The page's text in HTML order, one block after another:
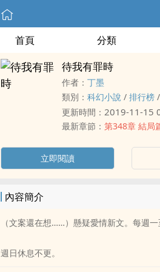
首頁 分類
待我有罪時
作者： 丁墨
類別： 科幻小說 / 排行榜 /
更新時間： 2019-11-15
最新章節： 第348章 結局
立即閱讀
內容簡介
（文案還在想……）懸疑愛情新文。每週
週日休息不更。